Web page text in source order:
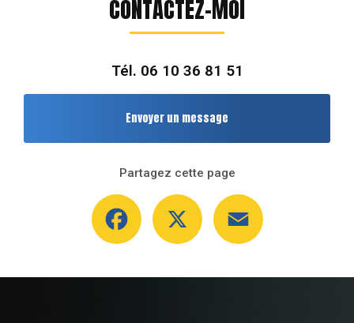
CONTACTEZ-MOI
Tél. 06 10 36 81 51
Envoyer un message
Partagez cette page
Facebook